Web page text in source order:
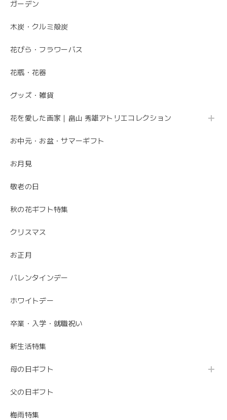
ガーデン
木炭・クルミ殻炭
花びら・フラワーバス
花瓶・花器
グッズ・雑貨
花を愛した画家｜畠山 秀雄アトリエコレクション
お中元・お盆・サマーギフト
お月見
敬老の日
秋の花ギフト特集
クリスマス
お正月
バレンタインデー
ホワイトデー
卒業・入学・就職祝い
新生活特集
母の日ギフト
父の日ギフト
梅雨特集